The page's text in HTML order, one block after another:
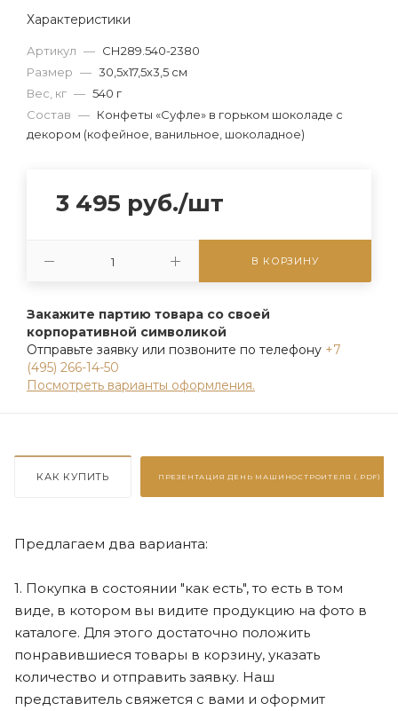
Характеристики
Артикул — СН289.540-2380
Размер — 30,5х17,5х3,5 см
Вес, кг — 540 г
Состав — Конфеты «Суфле» в горьком шоколаде с
декором (кофейное, ванильное, шоколадное)
3 495 руб./шт
В КОРЗИНУ
Закажите партию товара со своей
корпоративной символикой
Отправьте заявку или позвоните по телефону +7
(495) 266-14-50
Посмотреть варианты оформления.
КАК КУПИТЬ ПРЕЗЕНТАЦИЯ ДЕНЬ МАШИНОСТРОИТЕЛЯ (.PDF)
Предлагаем два варианта:
1. Покупка в состоянии "как есть", то есть в том
виде, в котором вы видите продукцию на фото в
каталоге. Для этого достаточно положить
понравившиеся товары в корзину, указать
количество и отправить заявку. Наш
представитель свяжется с вами и оформит